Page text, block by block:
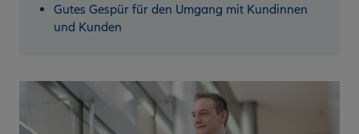
Gutes Gespür für den Umgang mit Kundinnen
und Kunden